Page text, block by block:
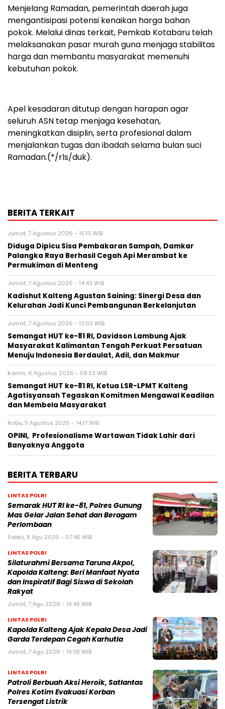
Menjelang Ramadan, pemerintah daerah juga
mengantisipasi potensi kenaikan harga bahan
pokok. Melalui dinas terkait, Pemkab Kotabaru telah
melaksanakan pasar murah guna menjaga stabilitas
harga dan membantu masyarakat memenuhi
kebutuhan pokok.
Apel kesadaran ditutup dengan harapan agar
seluruh ASN tetap menjaga kesehatan,
meningkatkan disiplin, serta profesional dalam
menjalankan tugas dan ibadah selama bulan suci
Ramadan.(*/rls/duk).
BERITA TERKAIT
Jumat, 7 Agustus 2026 - 15:13 WIB
Diduga Dipicu Sisa Pembakaran Sampah, Damkar
Palangka Raya Berhasil Cegah Api Merambat ke
Permukiman di Menteng
Jumat, 7 Agustus 2026 - 14:43 WIB
Kadishut Kalteng Agustan Saining: Sinergi Desa dan
Kelurahan Jadi Kunci Pembangunan Berkelanjutan
Jumat, 7 Agustus 2026 - 13:02 WIB
Semangat HUT ke-81 RI, Davidson Lambung Ajak
Masyarakat Kalimantan Tengah Perkuat Persatuan
Menuju Indonesia Berdaulat, Adil, dan Makmur
Kamis, 6 Agustus 2026 - 08:33 WIB
Semangat HUT ke-81 RI, Ketua LSR-LPMT Kalteng
Agatisyansah Tegaskan Komitmen Mengawal Keadilan
dan Membela Masyarakat
Rabu, 5 Agustus 2026 - 14:17 WIB
OPINI, Profesionalisme Wartawan Tidak Lahir dari
Banyaknya Anggota
BERITA TERBARU
LINTAS POLRI
Semarak HUT RI ke-81, Polres Gunung
Mas Gelar Jalan Sehat dan Beragam
Perlombaan
Sabtu, 8 Agu 2026 - 07:45 WIB
LINTAS POLRI
Silaturahmi Bersama Taruna Akpol,
Kapolda Kalteng: Beri Manfaat Nyata
dan Inspiratif Bagi Siswa di Sekolah
Rakyat
Jumat, 7 Agu 2026 - 19:49 WIB
LINTAS POLRI
Kapolda Kalteng Ajak Kepala Desa Jadi
Garda Terdepan Cegah Karhutla
Jumat, 7 Agu 2026 - 19:38 WIB
LINTAS POLRI
Patroli Berbuah Aksi Heroik, Satlantas
Polres Kotim Evakuasi Korban
Tersengat Listrik